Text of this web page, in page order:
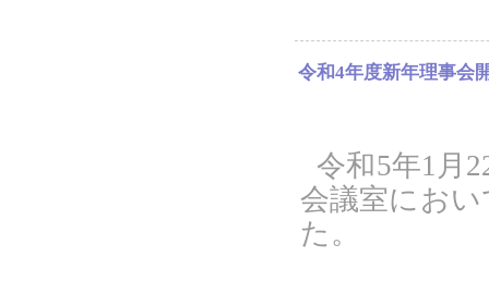
令和4年度新年理事会
令和5年1月
会議室にお
た。